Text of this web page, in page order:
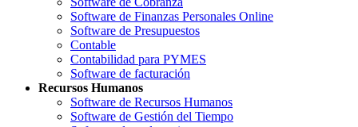
Software de Finanzas Personales Online
Software de Presupuestos
Contable
Contabilidad para PYMES
Software de facturación
Recursos Humanos
Software de Recursos Humanos
Software de Gestión del Tiempo